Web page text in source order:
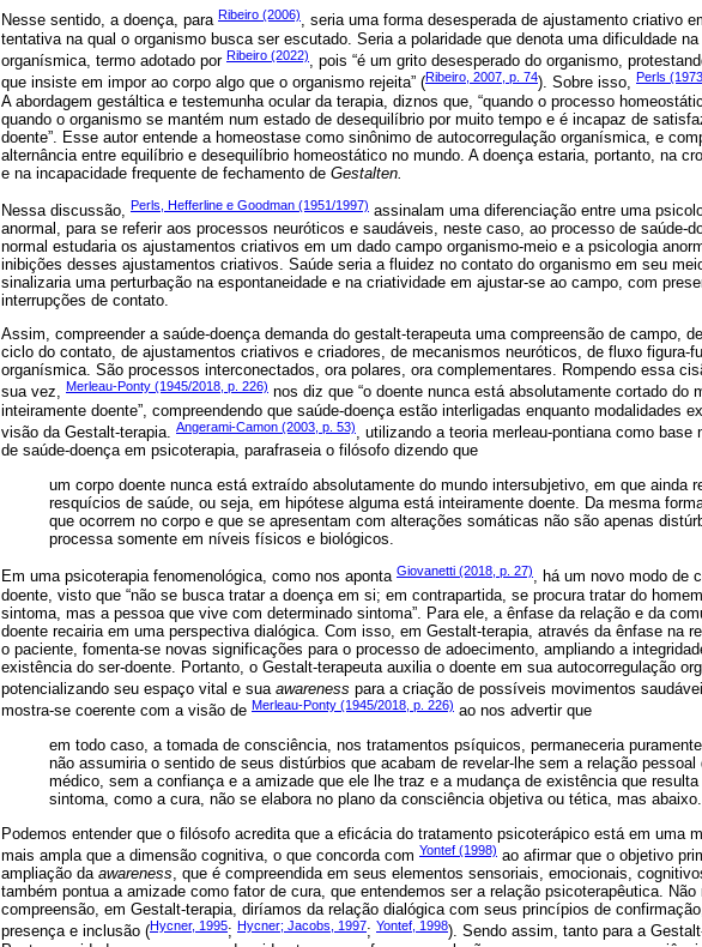
Nesse sentido, a doença, para Ribeiro (2006), seria uma forma desesperada de ajustamento criativo
tentativa na qual o organismo busca ser escutado. Seria a polaridade que denota uma dificuldade
organísmica, termo adotado por Ribeiro (2022), pois “é um grito desesperado do organismo,
que insiste em impor ao corpo algo que o organismo rejeita” (Ribeiro, 2007, p. 74). Sobre isso, Perls
A abordagem gestáltica e testemunha ocular da terapia, diznos que, “quando o processo
quando o organismo se mantém num estado de desequilíbrio por muito tempo e é incapaz de
doente”. Esse autor entende a homeostase como sinônimo de autocorregulação organísmica, e
alternância entre equilíbrio e desequilíbrio homeostático no mundo. A doença estaria, portanto, na
e na incapacidade frequente de fechamento de Gestalten.
Nessa discussão, Perls, Hefferline e Goodman (1951/1997) assinalam uma diferenciação entre uma
anormal, para se referir aos processos neuróticos e saudáveis, neste caso, ao processo de saúde-
normal estudaria os ajustamentos criativos em um dado campo organismo-meio e a psicologia
inibições desses ajustamentos criativos. Saúde seria a fluidez no contato do organismo em seu
sinalizaria uma perturbação na espontaneidade e na criatividade em ajustar-se ao campo, com
interrupções de contato.
Assim, compreender a saúde-doença demanda do gestalt-terapeuta uma compreensão de campo,
ciclo do contato, de ajustamentos criativos e criadores, de mecanismos neuróticos, de fluxo figura-
organísmica. São processos interconectados, ora polares, ora complementares. Rompendo essa
sua vez, Merleau-Ponty (1945/2018, p. 226) nos diz que “o doente nunca está absolutamente cortado do
inteiramente doente”, compreendendo que saúde-doença estão interligadas enquanto modalidades
visão da Gestalt-terapia. Angerami-Camon (2003, p. 53), utilizando a teoria merleau-pontiana como base
de saúde-doença em psicoterapia, parafraseia o filósofo dizendo que
um corpo doente nunca está extraído absolutamente do mundo intersubjetivo, em que ainda
resquícios de saúde, ou seja, em hipótese alguma está inteiramente doente. Da mesma
que ocorrem no corpo e que se apresentam com alterações somáticas não são apenas
processa somente em níveis físicos e biológicos.
Em uma psicoterapia fenomenológica, como nos aponta Giovanetti (2018, p. 27), há um novo modo de
doente, visto que “não se busca tratar a doença em si; em contrapartida, se procura tratar do
sintoma, mas a pessoa que vive com determinado sintoma”. Para ele, a ênfase da relação e da
doente recairia em uma perspectiva dialógica. Com isso, em Gestalt-terapia, através da ênfase na
o paciente, fomenta-se novas significações para o processo de adoecimento, ampliando a
existência do ser-doente. Portanto, o Gestalt-terapeuta auxilia o doente em sua autocorregulação
potencializando seu espaço vital e sua awareness para a criação de possíveis movimentos
mostra-se coerente com a visão de Merleau-Ponty (1945/2018, p. 226) ao nos advertir que
em todo caso, a tomada de consciência, nos tratamentos psíquicos, permaneceria
não assumiria o sentido de seus distúrbios que acabam de revelar-lhe sem a relação
médico, sem a confiança e a amizade que ele lhe traz e a mudança de existência que
sintoma, como a cura, não se elabora no plano da consciência objetiva ou tética, mas abaixo.
Podemos entender que o filósofo acredita que a eficácia do tratamento psicoterápico está em uma
mais ampla que a dimensão cognitiva, o que concorda com Yontef (1998) ao afirmar que o objetivo
ampliação da awareness, que é compreendida em seus elementos sensoriais, emocionais,
também pontua a amizade como fator de cura, que entendemos ser a relação psicoterapêutica.
compreensão, em Gestalt-terapia, diríamos da relação dialógica com seus princípios de
presença e inclusão (Hycner, 1995; Hycner; Jacobs, 1997; Yontef, 1998). Sendo assim, tanto para a